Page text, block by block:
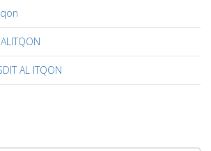
AL ITQON